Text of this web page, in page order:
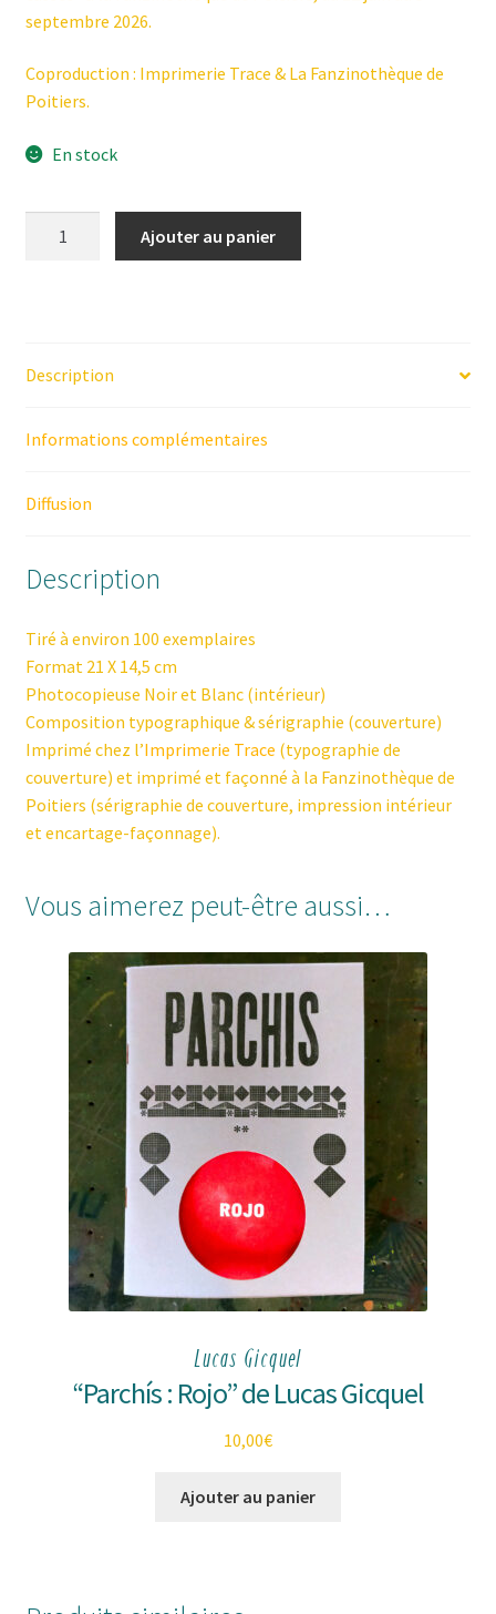
septembre 2026.
Coproduction : Imprimerie Trace & La Fanzinothèque de
Poitiers.
En stock
(Collectif)
Ajouter au panier
Description
Informations complémentaires
Diffusion
Description
Tiré à environ 100 exemplaires
Format 21 X 14,5 cm
Photocopieuse Noir et Blanc (intérieur)
Composition typographique & sérigraphie (couverture)
Imprimé chez l’Imprimerie Trace (typographie de
couverture) et imprimé et façonné à la Fanzinothèque de
Poitiers (sérigraphie de couverture, impression intérieur
et encartage-façonnage).
Vous aimerez peut-être aussi…
Lucas Gicquel
“Parchís : Rojo” de Lucas Gicquel
10,00€
Ajouter au panier